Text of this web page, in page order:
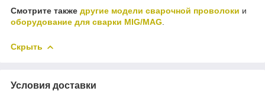
Смотрите также другие модели сварочной проволоки и
оборудование для сварки MIG/MAG
Скрыть
Условия доставки